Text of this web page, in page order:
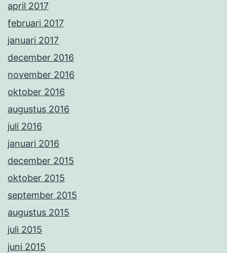
april 2017
februari 2017
januari 2017
december 2016
november 2016
oktober 2016
augustus 2016
juli 2016
januari 2016
december 2015
oktober 2015
september 2015
augustus 2015
juli 2015
juni 2015